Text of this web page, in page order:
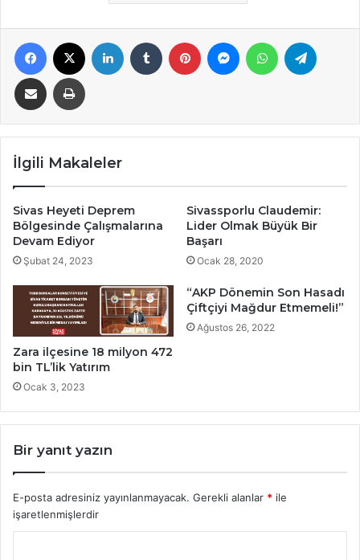
Facebook LinkedIn Tumblr Pinterest MessengerWhatsApp
E-Posta ile paylaş Yazdır
İlgili Makaleler
Sivas Heyeti Deprem
Bölgesinde Çalışmalarına
Devam Ediyor
Şubat 24, 2023
Sivassporlu Claudemir:
Lider Olmak Büyük Bir
Başarı
Ocak 28, 2020
Zara ilçesine 18 milyon 472
bin TL’lik Yatırım
Ocak 3, 2023
“AKP Dönemin Son Hasadı
Çiftçiyi Mağdur Etmemeli!”
Ağustos 26, 2022
Bir yanıt yazın
E-posta adresiniz yayınlanmayacak. Gerekli alanlar * ile
işaretlenmişlerdir